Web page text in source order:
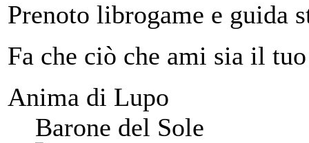
Prenoto librogame e guida
Fa che ciò che ami sia il
Anima di Lupo
Barone del Sole